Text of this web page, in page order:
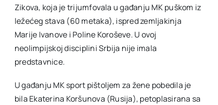
Zikova, koja je trijumfovala u gađanju MK puškom iz
ležećeg stava (60 metaka), ispred zemljakinja
Marije Ivanove i Poline Koroševe. U ovoj
neolimpijskoj disciplini Srbija nije imala
predstavnice.
U gađanju MK sport pištoljem za žene pobedila je
bila Ekaterina Koršunova (Rusija), petoplasirana sa